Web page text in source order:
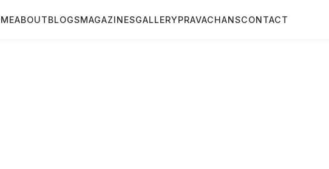
ABOUTBLOGSMAGAZINESGALLERYPRAVACHANSCONTACT